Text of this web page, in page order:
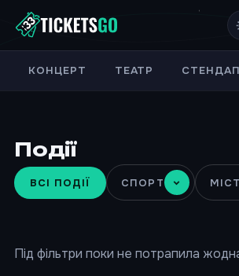
КОНЦЕРТ ТЕАТР СТЕНДАП
Події
ВСІ ПОДІЇ СПОРТ
Під фільтри поки не потрапила